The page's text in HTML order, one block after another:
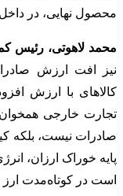
محصول نهایی، در
محمد لاهوتی، رئیس
نیز افت ارزش
کالاهای با ارزش
تجارت خارجی
صادرات نیست، بلکه
پایه خوراک ارزان،
است در کوتاه‌مدت ارز